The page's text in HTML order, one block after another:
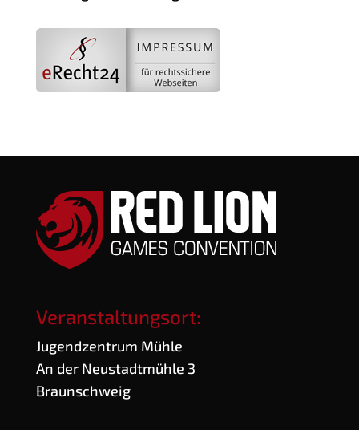
Veranstaltungsort:
Jugend­zen­trum Mühle
An der Neu­stadt­müh­le 3
Braunschweig